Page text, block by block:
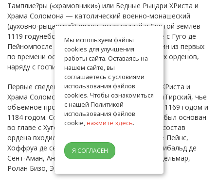
Тамплие?ры («храмовники») или Бедные Рыцари ХРиста и
Храма Соломона — католический военно-монашеский
(духовно-рыцарский) орден, основанный в Святой землев
1119 годунебольшой группой рыцарейво главе с Гуго де
Пейномпосле Первого крестового похода. Один из первых
по времени основания из религиозных военных орденов,
наряду с госпитальерами.
Первые сведения об Ордене Бедных рыцарей ХРиста и
Храма Соломона дает нам историограф ГийомТирский, чье
объемное произведение было создано между 1169 годом и
1184 годом. Согласно его информации, Орден был основан
во главе с Хуго де Пейнсом. Первоначально в состав
ордена входило всего девять рыцарей: Хуго де Пейнс,
Хоффруа де сент-Омер, Андре де Монбар, Арчибальд де
Сент-Аман, Анри де Мондидье, Жоффруа де Адельмар,
Ролан Бизо, Эдуард Бизи, ЖоффруаБизо.
Мы используем файлы
cookies для улучшения
работы сайта. Оставаясь на
нашем сайте, вы
соглашаетесь с условиями
использования файлов
cookies. Чтобы ознакомиться
с нашей Политикой
использования файлов
cookie,нажмите здесь.
Я СОГЛАСЕН